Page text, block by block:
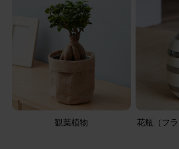
観葉植物
花瓶（フ